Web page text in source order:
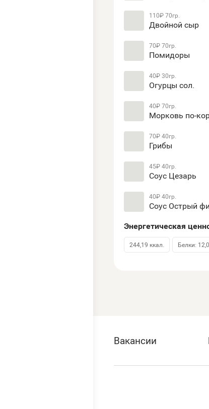
110₽70гр.
Двойной сыр
70₽70гр.
Помидоры
40₽30гр.
Огурцы сол.
40₽70гр.
Морковь по-
70₽40гр.
Грибы
45₽40гр.
Соус Цезарь
40₽40гр.
Соус Острый
Энергетическая
244,19 ккал. Белки:
Вакансии